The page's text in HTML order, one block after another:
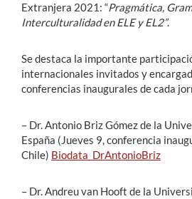
Extranjera 2021 : “Pragmática,
Interculturalidad en ELE y EL2”.
Se destaca la importante
internacionales invitados y
conferencias inaugurales de cada
– Dr. Antonio Briz Gómez de la
España (Jueves 9, conferencia
Chile) Biodata_DrAntonioBriz
– Dr. Andreu van Hooft de la